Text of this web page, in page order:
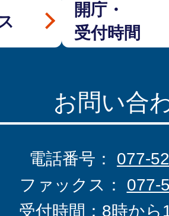
開庁・
受付時間
お問い合
電話番号： 077-
ファックス： 077-
受付時間：8時から